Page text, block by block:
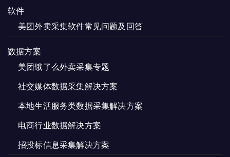
软件
美团外卖采集软件常见问题及回答
数据方案
美团饿了么外卖采集专题
社交媒体数据采集解决方案
本地生活服务类数据采集解决方案
电商行业数据解决方案
招投标信息采集解决方案